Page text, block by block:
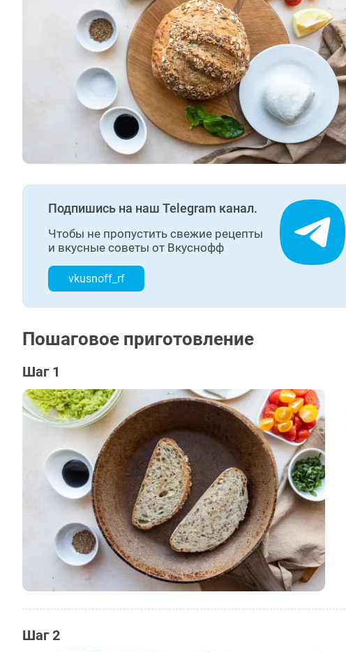
Подпишись на наш Telegram канал.
Чтобы не пропустить свежие рецепты
и вкусные советы от Вкуснофф
vkusnoff_rf
Пошаговое приготовление
Шаг 1
Шаг 2